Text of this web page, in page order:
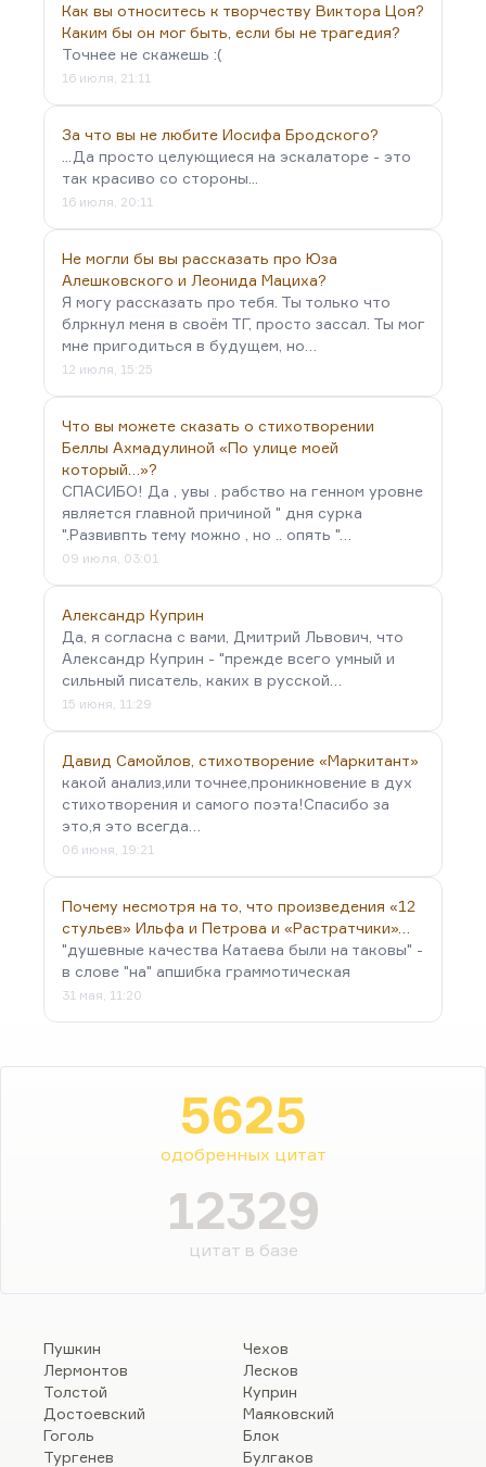
Как вы относитесь к творчеству Виктора Цоя?
Каким бы он мог быть, если бы не трагедия?
Точнее не скажешь :(
16 июля, 21:11
За что вы не любите Иосифа Бродского?
...Да просто целующиеся на эскалаторе - это
так красиво со стороны...
16 июля, 20:11
Не могли бы вы рассказать про Юза
Алешковского и Леонида Мациха?
Я могу рассказать про тебя. Ты только что
блркнул меня в своём ТГ, просто зассал. Ты мог
мне пригодиться в будущем, но…
12 июля, 15:25
Что вы можете сказать о стихотворении
Беллы Ахмадулиной «По улице моей
который…»?
СПАСИБО! Да , увы . рабство на генном уровне
является главной причиной " дня сурка
".Развивпть тему можно , но .. опять "…
09 июля, 03:01
Александр Куприн
Да, я согласна с вами, Дмитрий Львович, что
Александр Куприн - "прежде всего умный и
сильный писатель, каких в русской…
15 июня, 11:29
Давид Самойлов, стихотворение «Маркитант»
какой анализ,или точнее,проникновение в дух
стихотворения и самого поэта!Спасибо за
это,я это всегда…
06 июня, 19:21
Почему несмотря на то, что произведения «12
стульев» Ильфа и Петрова и «Растратчики»…
"душевные качества Катаева были на таковы" -
в слове "на" апшибка граммотическая
31 мая, 11:20
5625
одобренных цитат
12329
цитат в базе
Пушкин
Лермонтов
Толстой
Достоевский
Гоголь
Тургенев
Чехов
Лесков
Куприн
Маяковский
Блок
Булгаков